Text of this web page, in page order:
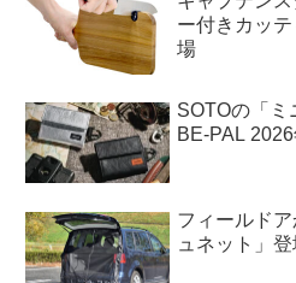
ー付きカッ
場
SOTOの「ミ
BE-PAL
フィールド
ュネット」